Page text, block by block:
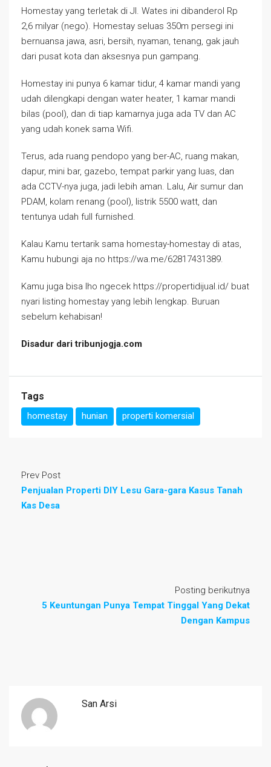
Homestay yang terletak di Jl. Wates ini dibanderol Rp
2,6 milyar (nego). Homestay seluas 350m persegi ini
bernuansa jawa, asri, bersih, nyaman, tenang, gak jauh
dari pusat kota dan aksesnya pun gampang.
Homestay ini punya 6 kamar tidur, 4 kamar mandi yang
udah dilengkapi dengan water heater, 1 kamar mandi
bilas (pool), dan di tiap kamarnya juga ada TV dan AC
yang udah konek sama Wifi.
Terus, ada ruang pendopo yang ber-AC, ruang makan,
dapur, mini bar, gazebo, tempat parkir yang luas, dan
ada CCTV-nya juga, jadi lebih aman. Lalu, Air sumur dan
PDAM, kolam renang (pool), listrik 5500 watt, dan
tentunya udah full furnished.
Kalau Kamu tertarik sama homestay-homestay di atas,
Kamu hubungi aja no https://wa.me/62817431389.
Kamu juga bisa lho ngecek https://propertidijual.id/ buat
nyari listing homestay yang lebih lengkap. Buruan
sebelum kehabisan!
Disadur dari tribunjogja.com
Tags
homestay hunian properti komersial
Prev Post
Penjualan Properti DIY Lesu Gara-gara Kasus Tanah
Kas Desa
Posting berikutnya
5 Keuntungan Punya Tempat Tinggal Yang Dekat
Dengan Kampus
San Arsi